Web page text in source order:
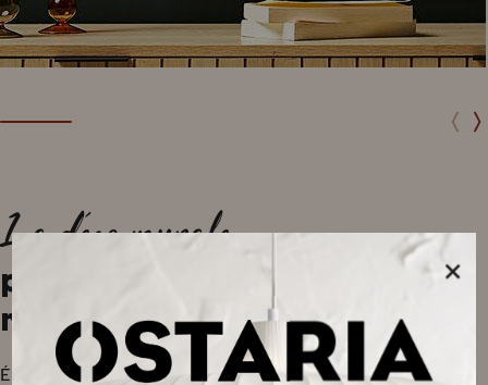
La déco murale,
pour personnaliser sans se
ruiner
Élément clé de la personnalisation d’une déco, la décoration
×